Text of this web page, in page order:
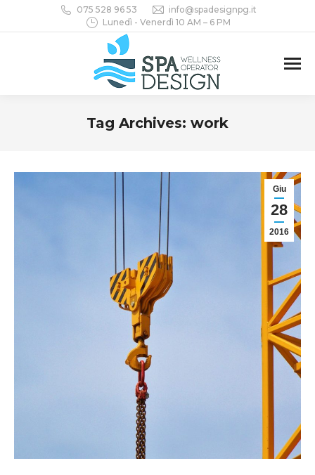
075 528 96 53
info@spadesignpg.it
Lunedì - Venerdì 10 AM – 6 PM
Tag Archives: work
Giu
28
2016